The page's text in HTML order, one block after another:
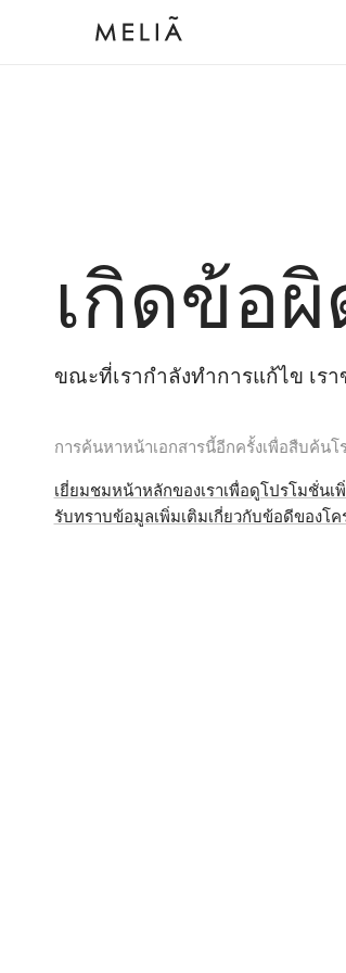
เกิดข้อ
ขณะที่เรากำลังทำการแก้ไข เร
การค้นหาหน้าเอกสารนี้อีกครั้งเพื่อสืบค้น
เยี่ยมชมหน้าหลักของเราเพื่อดูโปรโมชั่นเ
รับทราบข้อมูลเพิ่มเติมเกี่ยวกับข้อดีของโค